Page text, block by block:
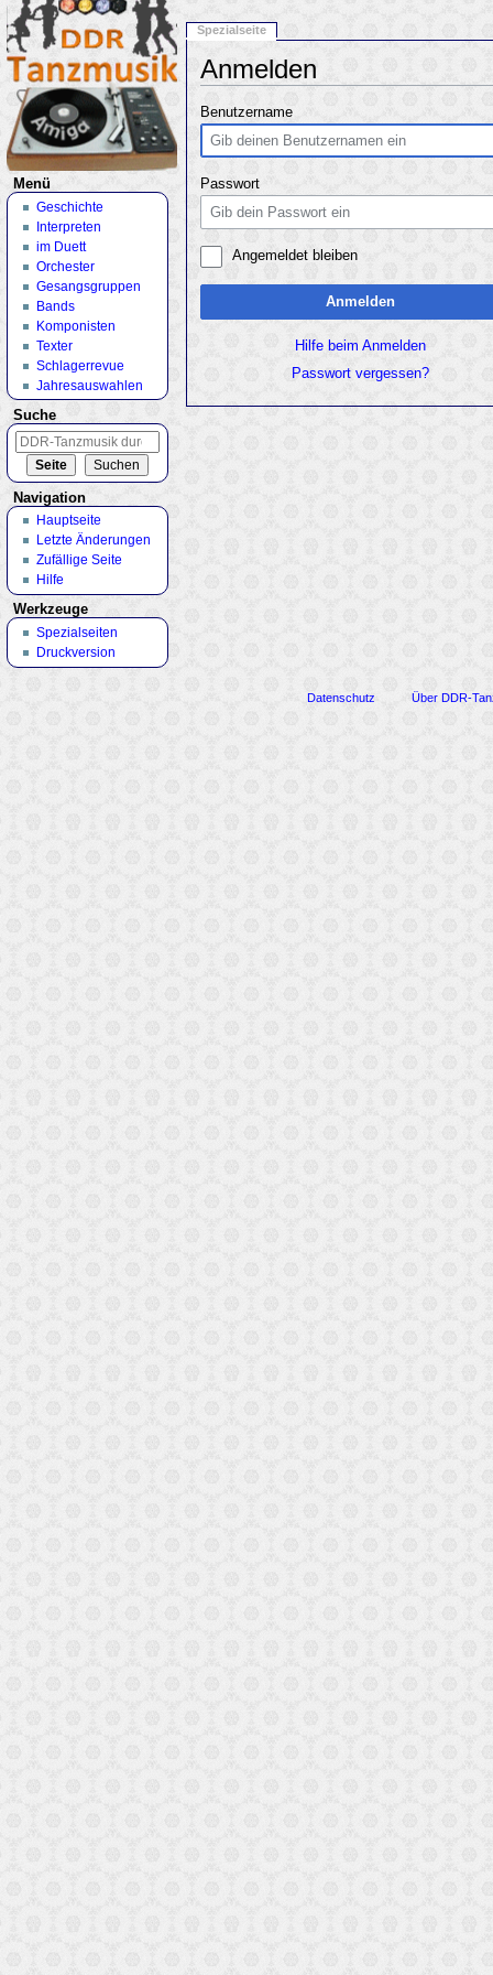
Anmelden
Benutzername
Passwort
Angemeldet bleiben
Anmelden
Hilfe beim Anmelden
Passwort vergessen?
Spezialseite
Menü
Geschichte
Interpreten
im Duett
Orchester
Gesangsgruppen
Bands
Komponisten
Texter
Schlagerrevue
Jahresauswahlen
Suche
Navigation
Hauptseite
Letzte Änderungen
Zufällige Seite
Hilfe
Werkzeuge
Spezialseiten
Druckversion
Datenschutz Über DDR-